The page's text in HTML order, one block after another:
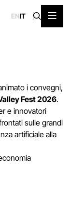
ENIT
i convegni,
Fest 2026.
e innovatori
sulle grandi
artificiale alla